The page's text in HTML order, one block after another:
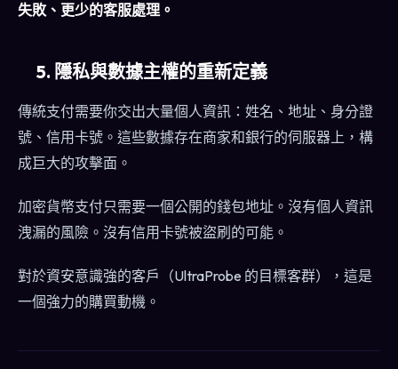
失敗、更少的客服處理。
5. 隱私與數據主權的重新定義
傳統支付需要你交出大量個人資訊：姓名、地址、身分證
號、信用卡號。這些數據存在商家和銀行的伺服器上，構
成巨大的攻擊面。
加密貨幣支付只需要一個公開的錢包地址。沒有個人資訊
洩漏的風險。沒有信用卡號被盜刷的可能。
對於資安意識強的客戶（UltraProbe 的目標客群），這是
一個強力的購買動機。